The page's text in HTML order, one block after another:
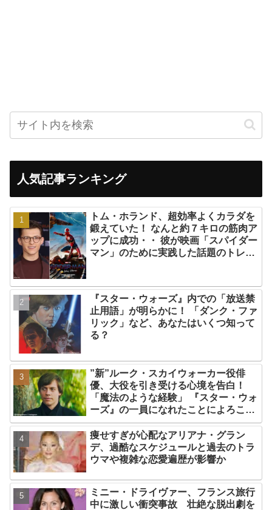
人気記事ランキング
トム・ホランド、超効率よくカラダを
鍛えていた！ なんと約７キロの筋肉ア
ップに成功・・ 彼が映画「スパイダー
マン」のために実践した話題のトレー
『スター・ウォーズ』内での「放送禁
止用語」が明らかに！ 「ダンク・ファ
リック」など、あなたはいくつ知って
る？
”新”ルーク・スカイウォーカー役俳
優、大役を引き受ける心境を告白！
「魔法のような経験」 『スター・ウォ
ーズ』の一員になれたことによろこび
爆発
痩せすぎが心配なアリアナ・グラン
デ、過酷なスケジュールと過去のトラ
ウマや複雑な恋愛遍歴が影響か
ミニー・ドライヴァー、フランス旅行
中に激しい衝突事故 壮絶な脱出劇を